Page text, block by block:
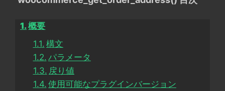
概要
構文
パラメータ
戻り値
使用可能なプラグインバージョン